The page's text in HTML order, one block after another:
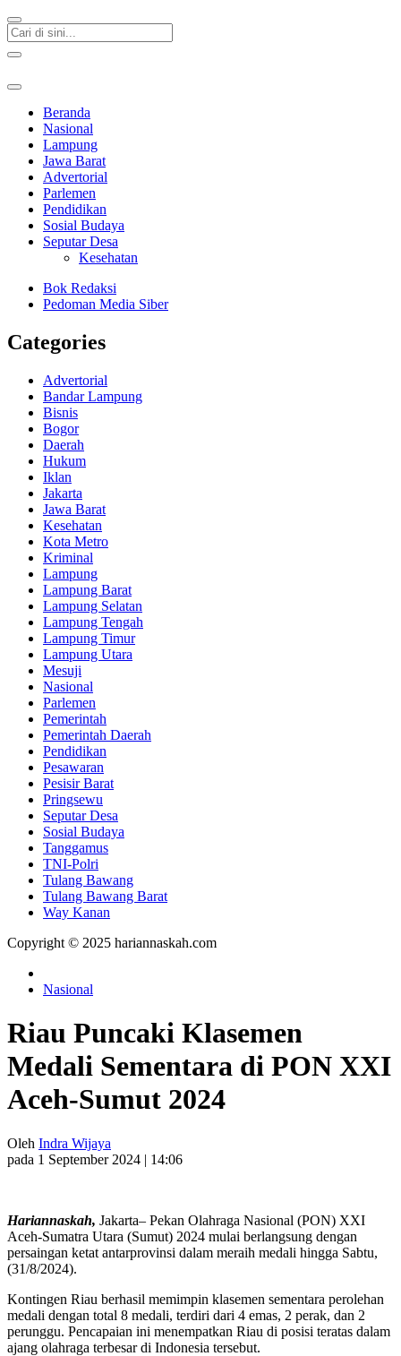
Beranda
Nasional
Lampung
Jawa Barat
Advertorial
Parlemen
Pendidikan
Sosial Budaya
Seputar Desa
Kesehatan
Bok Redaksi
Pedoman Media Siber
Categories
Advertorial
Bandar Lampung
Bisnis
Bogor
Daerah
Hukum
Iklan
Jakarta
Jawa Barat
Kesehatan
Kota Metro
Kriminal
Lampung
Lampung Barat
Lampung Selatan
Lampung Tengah
Lampung Timur
Lampung Utara
Mesuji
Nasional
Parlemen
Pemerintah
Pemerintah Daerah
Pendidikan
Pesawaran
Pesisir Barat
Pringsewu
Seputar Desa
Sosial Budaya
Tanggamus
TNI-Polri
Tulang Bawang
Tulang Bawang Barat
Way Kanan
Copyright © 2025 hariannaskah.com
Nasional
Riau Puncaki Klasemen
Medali Sementara di PON XXI
Aceh-Sumut 2024
Oleh Indra Wijaya
pada 1 September 2024 | 14:06
Hariannaskah, Jakarta– Pekan Olahraga Nasional (PON) XXI
Aceh-Sumatra Utara (Sumut) 2024 mulai berlangsung dengan
persaingan ketat antarprovinsi dalam meraih medali hingga Sabtu,
(31/8/2024).
Kontingen Riau berhasil memimpin klasemen sementara perolehan
medali dengan total 8 medali, terdiri dari 4 emas, 2 perak, dan 2
perunggu. Pencapaian ini menempatkan Riau di posisi teratas dalam
ajang olahraga terbesar di Indonesia tersebut.